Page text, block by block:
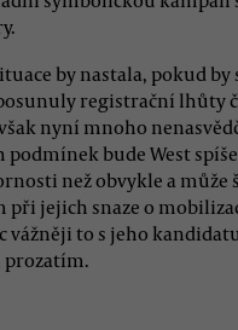
by nastala, pokud by
registrační lhůty
nyní mnoho
podmínek bude West
než obvykle a může
při jejich snaze o
vážněji to s jeho
prozatím.